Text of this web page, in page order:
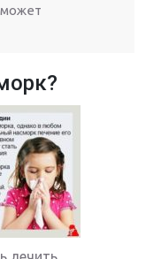
может